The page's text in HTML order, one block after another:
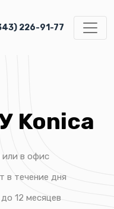
226-91-77
Konica
в офис
в течение дня
12 месяцев